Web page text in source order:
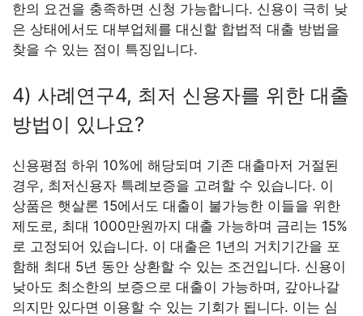
한의 요건을 충족하면 신청 가능합니다. 신용이 극히 낮
은 상태에서도 대부업체를 대신할 합법적 대출 방법을
찾을 수 있는 점이 특징입니다.
4) 사례연구4, 최저 신용자를 위한 대출
방법이 있나요?
신용평점 하위 10%에 해당되며 기존 대출마저 거절된
경우, 최저신용자 특례보증을 고려할 수 있습니다. 이
상품은 햇살론 15에서도 대출이 불가능한 이들을 위한
제도로, 최대 1000만원까지 대출 가능하며 금리는 15%
로 고정되어 있습니다. 이 대출은 1년의 거치기간을 포
함해 최대 5년 동안 상환할 수 있는 조건입니다. 신용이
낮아도 최소한의 보증으로 대출이 가능하며, 갚아나갈
의지만 있다면 이용할 수 있는 기회가 됩니다. 이는 심